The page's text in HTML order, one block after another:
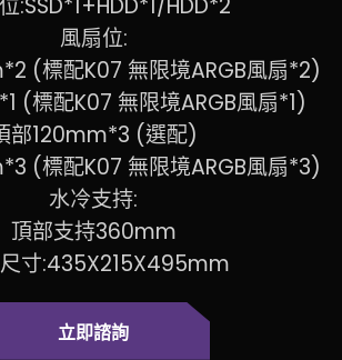
風扇位:
(標配K07 無限境ARGB風扇*2)
(標配K07 無限境ARGB風扇*1)
部120mm*3 (選配)
(標配K07 無限境ARGB風扇*3)
水冷支持:
頂部支持360mm
寸:435X215X495mm
立即諮詢